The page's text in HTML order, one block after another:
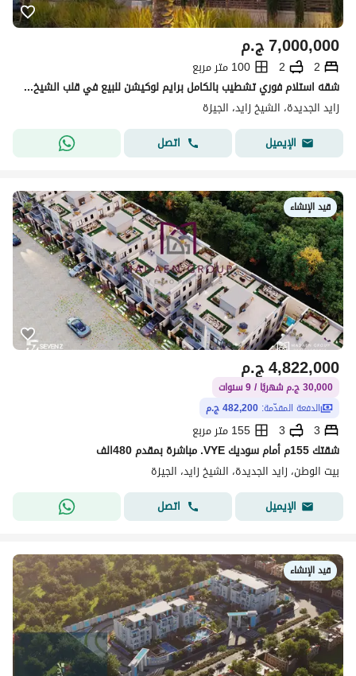
ج.م7,000,000
2
2
100 متر مربع
شقه استلام فوري تشطيب بالكامل برايم لوكيشن للبيع في قلب الشيخ زايد
زايد الجديدة، الشيخ زايد، الجيزة
الإيميل
اتصل
قيد الإنشاء
ج.م4,822,000
30,000 ج.م شهريًا / 9 سنوات
الدفعة المقدّمة: 482,200 ج.م
3
3
155 متر مربع
شقتك 155م أمام سوديك VYE. مباشرة بمقدم 480الف
بيت الوطن، زايد الجديدة، الشيخ زايد، الجيزة
الإيميل
اتصل
قيد الإنشاء